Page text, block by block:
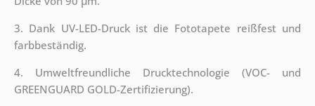
3. Dank UV-LED-Druck ist die Fototapete reißfest und
farbbeständig.
4. Umweltfreundliche Drucktechnologie (VOC- und
GREENGUARD GOLD-Zertifizierung).